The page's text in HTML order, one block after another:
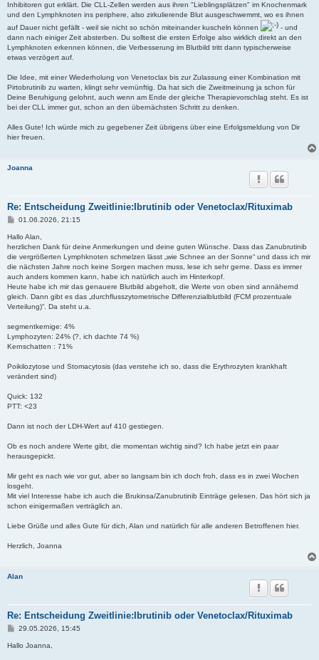
Inhibitoren gut erklärt. Die CLL-Zellen werden aus ihren "Lieblingsplätzen" im Knochenmark
und den Lymphknoten ins periphere, also zirkulierende Blut ausgeschwemmt, wo es ihnen
auf Dauer nicht gefällt - weil sie nicht so schön miteinander kuscheln können
- und
dann nach einiger Zeit absterben. Du solltest die ersten Erfolge also wirklich direkt an den
Lymphknoten erkennen können, die Verbesserung im Blutbild tritt dann typischerweise
etwas verzögert auf.
Die Idee, mit einer Wiederholung von Venetoclax bis zur Zulassung einer Kombination mit
Pirtobrutinib zu warten, klingt sehr vernünftig. Da hat sich die Zweitmeinung ja schon für
Deine Beruhigung gelohnt, auch wenn am Ende der gleiche Therapievorschlag steht. Es ist
bei der CLL immer gut, schon an den übernächsten Schritt zu denken.
Alles Gute! Ich würde mich zu gegebener Zeit übrigens über eine Erfolgsmeldung von Dir
hier freuen.
Joanna
Re: Entscheidung Zweitlinie:Ibrutinib oder Venetoclax/Rituximab
B
i
t
a
g
01.06.2026, 21:15
Hallo Alan,
herzlichen Dank für deine Anmerkungen und deine guten Wünsche. Dass das Zanubrutinib
die vergrößerten Lymphknoten schmelzen lässt „wie Schnee an der Sonne“ und dass ich mir
die nächsten Jahre noch keine Sorgen machen muss, lese ich sehr gerne. Dass es immer
auch anders kommen kann, habe ich natürlich auch im Hinterkopf.
Heute habe ich mir das genauere Blutbild abgeholt, die Werte von oben sind annähernd
gleich. Dann gibt es das „durchflusszytometrische Differenzialblutbild (FCM prozentuale
Verteilung)“. Da steht u.a.
segmentkernige: 4%
Lymphozyten: 24% (?, ich dachte 74 %)
Kernschatten : 71%
Poikilozytose und Stomacytosis (das verstehe ich so, dass die Erythrozyten krankhaft
verändert sind)
Quick: 132
PTT: <23
Dann ist noch der LDH-Wert auf 410 gestiegen.
Ob es noch andere Werte gibt, die momentan wichtig sind? Ich habe jetzt ein paar
herausgepickt.
Mir geht es nach wie vor gut, aber so langsam bin ich doch froh, dass es in zwei Wochen
losgeht.
Mit viel Interesse habe ich auch die Brukinsa/Zanubrutinib Einträge gelesen. Das hört sich ja
schon einigermaßen verträglich an.
Liebe Grüße und alles Gute für dich, Alan und natürlich für alle anderen Betroffenen hier.
Herzlich, Joanna
Alan
Re: Entscheidung Zweitlinie:Ibrutinib oder Venetoclax/Rituximab
B
i
29.05.2026, 15:45
Hallo Joanna,